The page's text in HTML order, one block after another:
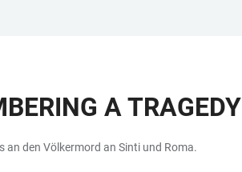
A TRAGEDY
den Völkermord an Sinti und Roma.